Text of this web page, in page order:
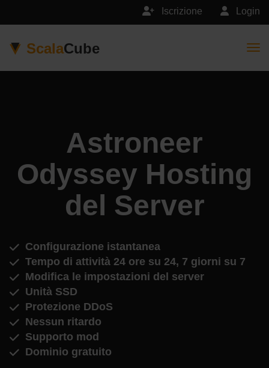
Login
Iscrizione
ScalaCube
Astroneer
Odyssey Hosting
del Server
Configurazione istantanea
Tempo di attività 24 ore su 24, 7 giorni su 7
Modifica le impostazioni del server
Unità SSD
Protezione DDoS
Nessun ritardo
Supporto mod
Dominio gratuito